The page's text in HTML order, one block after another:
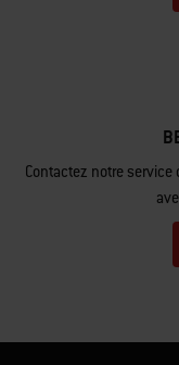
Contactez notre